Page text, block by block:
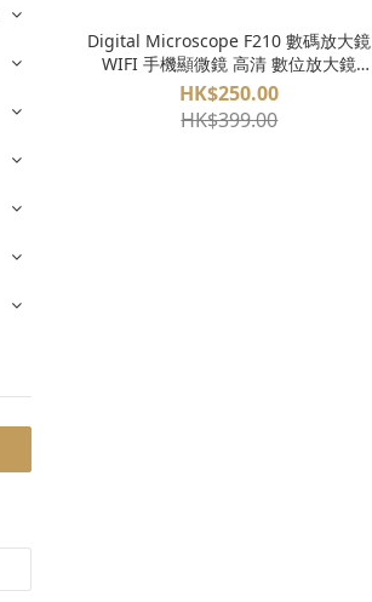
Digital Microscope F210 數碼放大鏡
WIFI 手機顯微鏡 高清 數位放大鏡
1000倍
HK$250.00
HK$399.00